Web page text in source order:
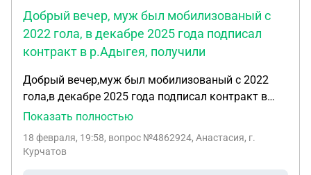
Добрый вечер, муж был мобилизованый с
2022 гола, в декабре 2025 года подписал
контракт в р.Адыгея, получили
Добрый вечер,муж был мобилизованый с 2022
гола,в декабре 2025 года подписал контракт в
р.Адыгея,получили выплаты 400+400 т.р.в
составит 2мил100тыс,выплат нет,почему так и
Показать полностью
18 февраля, 19:58, вопрос №4862924, Анастасия, г.
Курчатов